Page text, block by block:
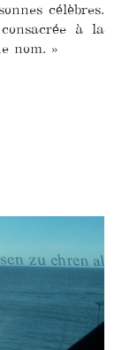
célèbres.
à la
nom. »